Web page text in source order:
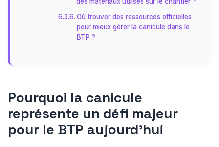
Où trouver des ressources officielles
pour mieux gérer la canicule dans le
BTP ?
Pourquoi la canicule
représente un défi majeur
pour le BTP aujourd’hui